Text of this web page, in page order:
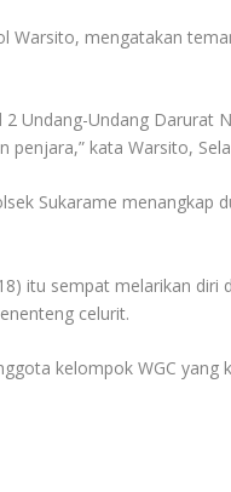
Warsito, mengatakan
2 Undang-Undang
penjara,” kata Warsito,
Sukarame menangkap
itu sempat melarikan
celurit.
kelompok WGC